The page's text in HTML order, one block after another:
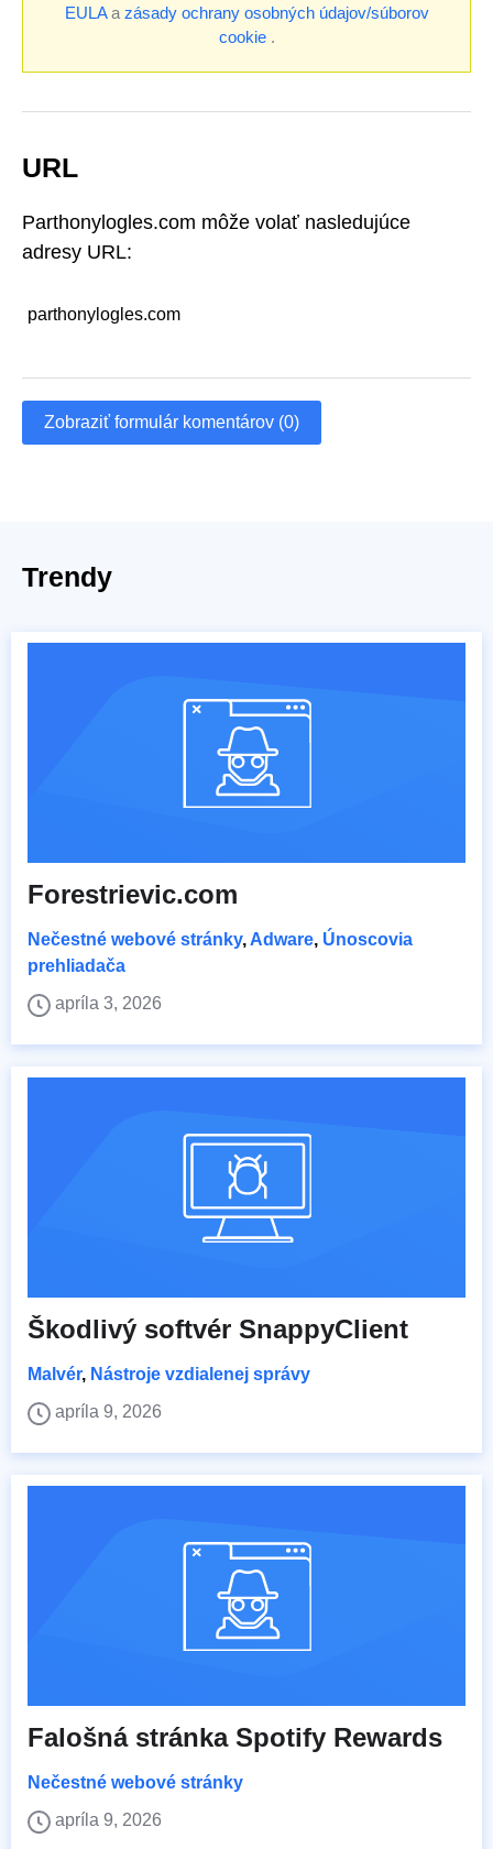
EULAa zásady ochrany osobných údajov/súborov
cookie.
URL
Parthonylogles.com môže volať nasledujúce
adresy URL:
parthonylogles.com
Zobraziť formulár komentárov (0)
Trendy
Forestrievic.com
Nečestné webové stránky,Adware, Únoscovia
prehliadača
apríla 3, 2026
Škodlivý softvér SnappyClient
Malvér, Nástroje vzdialenej správy
apríla 9, 2026
Falošná stránka Spotify Rewards
Nečestné webové stránky
apríla 9, 2026